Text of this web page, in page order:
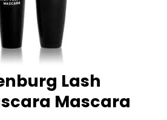
Lash
Mascara